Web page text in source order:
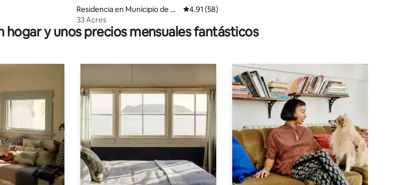
Residencia en Municipio de Hil
lsborough
Calificación promedio: 4.91 de 5; 58 evaluaciones
4.91 (58)
33 Acres
hogar y unos precios mensuales fantásticos